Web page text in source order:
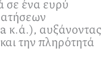
σε ένα ευρύ
κ.ά.), αυξάνοντας
την πληρότητά